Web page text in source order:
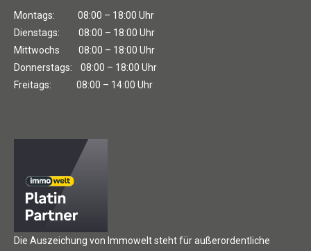
Montags: 08:00 – 18:00 Uhr
Dienstags: 08:00 – 18:00 Uhr
Mittwochs 08:00 – 18:00 Uhr
Donnerstags: 08:00 – 18:00 Uhr
Freitags: 08:00 – 14:00 Uhr
Die Auszeichung von Immowelt steht für außerordentliche